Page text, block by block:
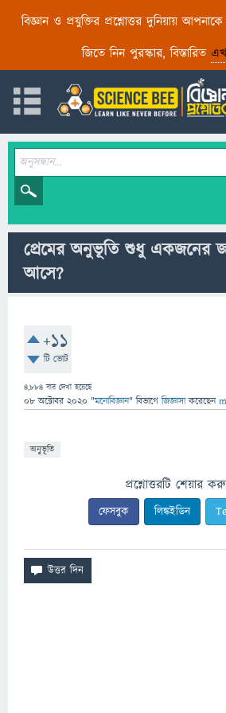
বিজ্ঞান ও প্রযুক্তির প্রশ্নোত্তর দুনিয়ায়
জিতে নিন পুরস্কার, বিস্তারিত
প্রেমের অনুভূতি শুধু একজনের
আসে?
+11
টি ভোট
4,884 বার দেখা হয়েছে
08 অক্টোবর 2020 "মনোবিজ্ঞান" বিভাগে জিজ্ঞাসাকরেছেন
অনুভূতি
প্রশ্নোত্তরটি শেয়ার
ফেসবুক লিঙ্কইডিন